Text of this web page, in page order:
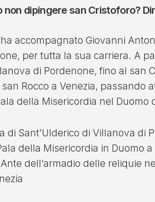
non dipingere san Cristoforo?
accompagnato Giovanni
per tutta la sua carriera. A
di Pordenone, fino al san
Rocco a Venezia, passando
della Misericordia nel Duomo
di Sant’Ulderico di Villanova di
della Misericordia in Duomo
dell’armadio delle reliquie